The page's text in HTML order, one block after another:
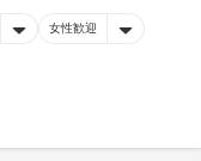
女性歓迎